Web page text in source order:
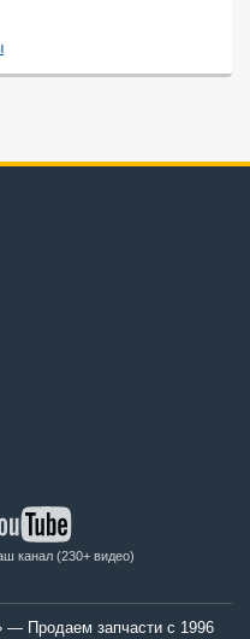
канал (230+ видео)
Продаем запчасти с 1996